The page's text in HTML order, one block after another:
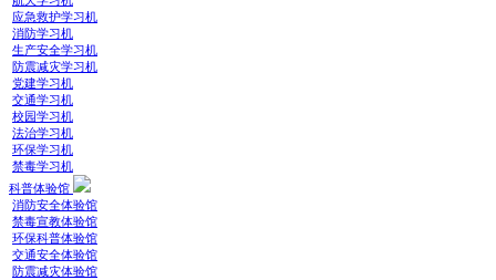
应急救护学习机
消防学习机
生产安全学习机
防震减灾学习机
党建学习机
交通学习机
校园学习机
法治学习机
环保学习机
禁毒学习机
科普体验馆
消防安全体验馆
禁毒宣教体验馆
环保科普体验馆
交通安全体验馆
防震减灾体验馆